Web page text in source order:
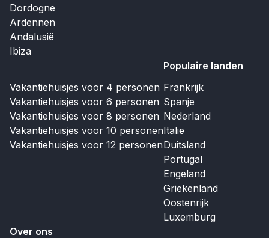
Dordogne
Ardennen
Andalusië
Ibiza
Vakantiehuisjes voor 4 personen
Vakantiehuisjes voor 6 personen
Vakantiehuisjes voor 8 personen
Vakantiehuisjes voor 10 personen
Vakantiehuisjes voor 12 personen
Populaire landen
Frankrijk
Spanje
Nederland
Italië
Duitsland
Portugal
Engeland
Griekenland
Oostenrijk
Luxemburg
Over ons